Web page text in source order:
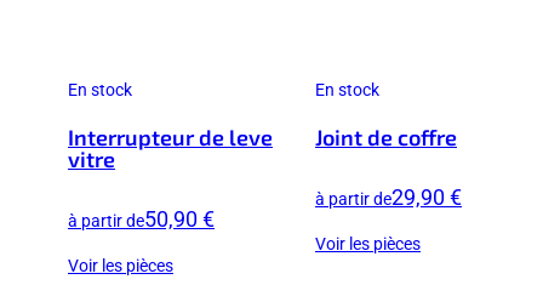
En stock
Interrupteur de leve
vitre
à partir de50,90 €
Voir les pièces
En stock
Joint de coffre
à partir de29,90 €
Voir les pièces